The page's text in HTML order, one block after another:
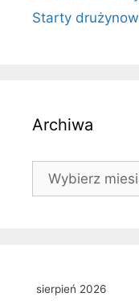
Starty
Archiwa
Archiwa
sierpień 2026